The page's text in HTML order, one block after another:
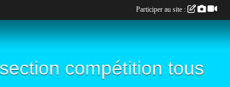
compétition tous
Participer au site :